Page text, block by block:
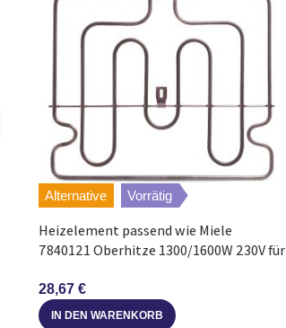
Alternative Vorrätig
Heizelement passend wie Miele
7840121 Oberhitze 1300/1600W 230V für
28,67 €
IN DEN WARENKORB